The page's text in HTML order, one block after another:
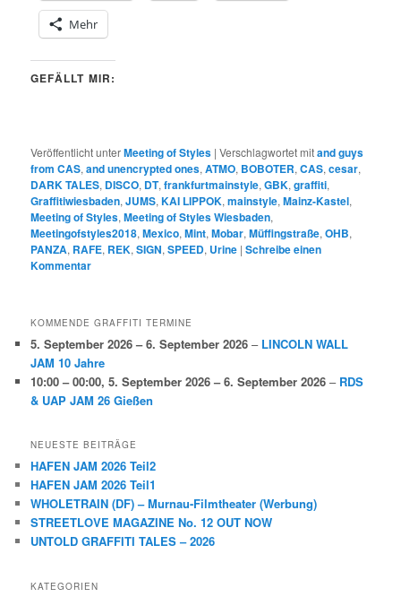
Mehr
GEFÄLLT MIR:
Veröffentlicht unterMeeting of Styles |Verschlagwortet mitand guys
from CAS,and unencrypted ones,ATMO, BOBOTER,CAS,cesar,
DARK TALES, DISCO, DT,frankfurtmainstyle,GBK,graffiti,
Graffitiwiesbaden,JUMS,KAI LIPPOK,mainstyle,Mainz-Kastel,
Meeting of Styles,Meeting of Styles Wiesbaden,
Meetingofstyles2018,Mexico,Mint,Mobar,Müffingstraße,OHB,
PANZA, RAFE, REK,SIGN,SPEED, Urine |Schreibe einen
Kommentar
KOMMENDE GRAFFITI TERMINE
5. September 2026 – 6. September 2026 – LINCOLN WALL
JAM 10 Jahre
10:00 – 00:00,5. September 2026 – 6. September 2026 – RDS
& UAP JAM 26 Gießen
NEUESTE BEITRÄGE
HAFEN JAM 2026 Teil2
HAFEN JAM 2026 Teil1
WHOLETRAIN (DF) – Murnau-Filmtheater (Werbung)
STREETLOVE MAGAZINE No. 12 OUT NOW
UNTOLD GRAFFITI TALES – 2026
KATEGORIEN